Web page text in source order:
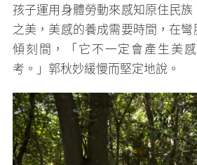
孩子運用身體勞動來感知原住民族
之美，美感的養成需要時間，在
傾刻間，「它不一定會產生美
考。」郭秋妙緩慢而堅定地說。